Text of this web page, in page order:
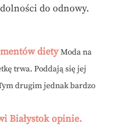
do odnowy.
diety Moda na
trwa. Poddają się jej
drugim jednak bardzo
Białystok opinie.